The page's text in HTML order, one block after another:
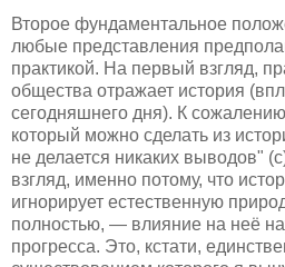
Второе фундаментальное
любые представления
практикой. На первый взгляд,
общества отражает история
сегодняшнего дня). К
который можно сделать из
не делается никаких выводов"
взгляд, именно потому, что
игнорирует естественную
полностью, — влияние на неё
прогресса. Это, кстати,